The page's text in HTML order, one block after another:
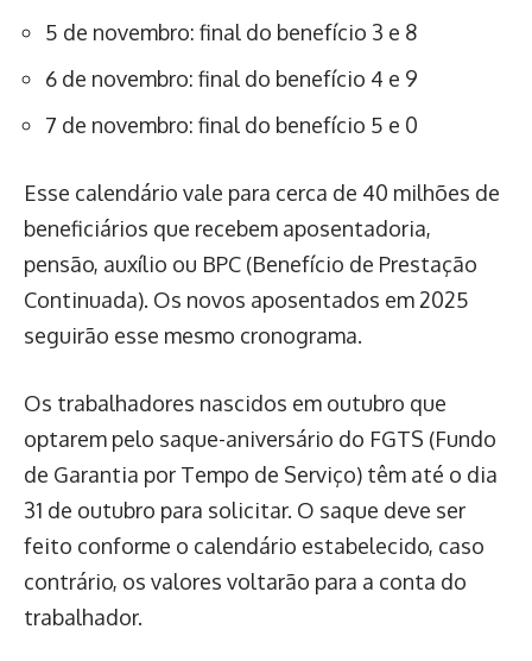
5 de novembro: final do benefício 3 e 8
6 de novembro: final do benefício 4 e 9
7 de novembro: final do benefício 5 e 0
Esse calendário vale para cerca de 40 milhões de
beneficiários que recebem aposentadoria,
pensão, auxílio ou BPC (Benefício de Prestação
Continuada). Os novos aposentados em 2025
seguirão esse mesmo cronograma.
Os trabalhadores nascidos em outubro que
optarem pelo saque-aniversário do FGTS (Fundo
de Garantia por Tempo de Serviço) têm até o dia
31 de outubro para solicitar. O saque deve ser
feito conforme o calendário estabelecido, caso
contrário, os valores voltarão para a conta do
trabalhador.